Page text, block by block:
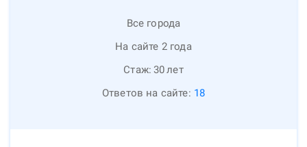
Все города
На сайте 2 года
Стаж: 30лет
Ответов на сайте: 18